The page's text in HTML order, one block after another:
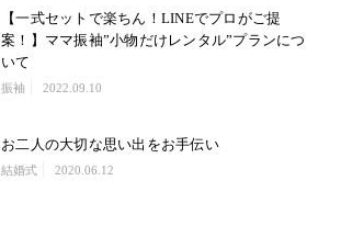
【一式セットで楽ちん！LINEでプロがご提
案！】ママ振袖”小物だけレンタル”プランにつ
いて
振袖 2022.09.10
お二人の大切な思い出をお手伝い
結婚式 2020.06.12